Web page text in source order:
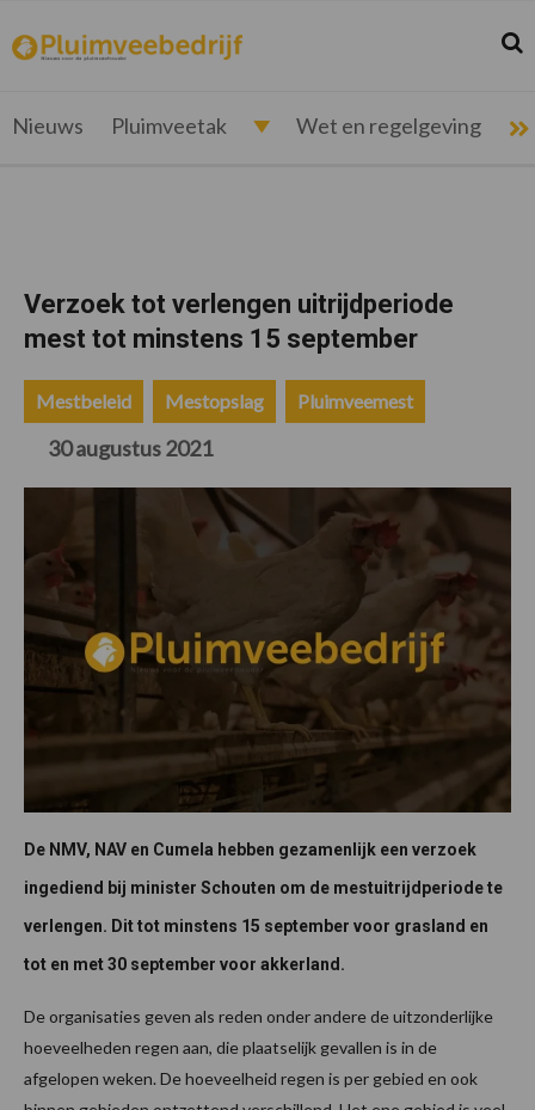
de
hoofdnavigatie
de
hoofd
de
eerste
de
voettekst
pluimveebedrijf.nl
Nieuws
pluimveehouder
Nieuws Pluimveetak Wet en regelgeving
Verzoek tot verlengen uitrijdperiode
mest tot minstens 15 september
Mestbeleid Mestopslag Pluimveemest
30 augustus 2021
De NMV, NAV en Cumela hebben gezamenlijk een verzoek
ingediend bij minister Schouten om de mestuitrijdperiode te
verlengen. Dit tot minstens 15 september voor grasland en
tot en met 30 september voor akkerland.
De organisaties geven als reden onder andere de uitzonderlijke
hoeveelheden regen aan, die plaatselijk gevallen is in de
afgelopen weken. De hoeveelheid regen is per gebied en ook